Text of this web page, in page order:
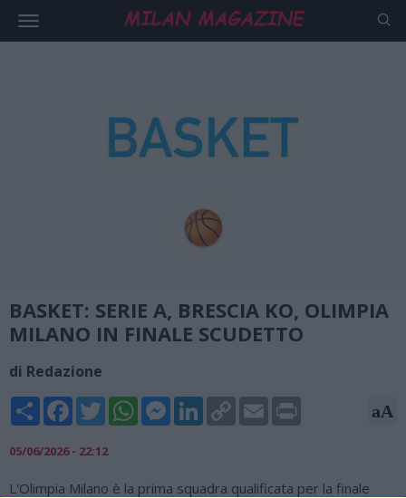
BASKET: SERIE A, BRESCIA KO, OLIMPIA
MILANO IN FINALE SCUDETTO
di Redazione
Share FacebookTwitterWhatsAppMessengerLinkedInCopy
Link
Email aA
05/06/2026 - 22:12
L'Olimpia Milano è la prima squadra qualificata per la finale